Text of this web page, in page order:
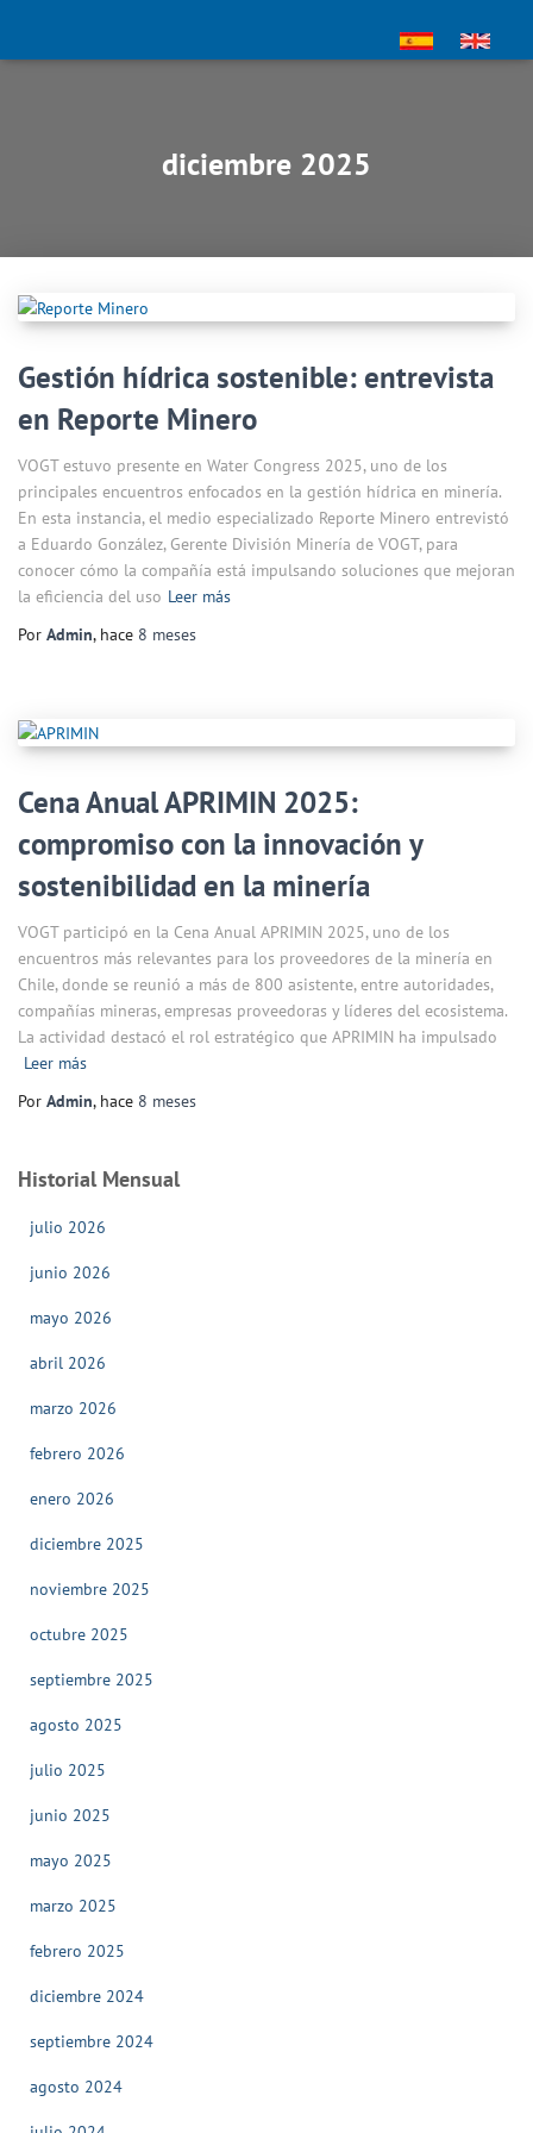
diciembre 2025
Gestión hídrica sostenible: entrevista
en Reporte Minero
VOGT estuvo presente en Water Congress 2025, uno de los
principales encuentros enfocados en la gestión hídrica en minería.
En esta instancia, el medio especializado Reporte Minero entrevistó
a Eduardo González, Gerente División Minería de VOGT, para
conocer cómo la compañía está impulsando soluciones que mejoran
la eficiencia del uso Leer más
Por Admin, hace 8 meses
Cena Anual APRIMIN 2025:
compromiso con la innovación y
sostenibilidad en la minería
VOGT participó en la Cena Anual APRIMIN 2025, uno de los
encuentros más relevantes para los proveedores de la minería en
Chile, donde se reunió a más de 800 asistente, entre autoridades,
compañías mineras, empresas proveedoras y líderes del ecosistema.
La actividad destacó el rol estratégico que APRIMIN ha impulsado
Leer más
Por Admin, hace 8 meses
Historial Mensual
julio 2026
junio 2026
mayo 2026
abril 2026
marzo 2026
febrero 2026
enero 2026
diciembre 2025
noviembre 2025
octubre 2025
septiembre 2025
agosto 2025
julio 2025
junio 2025
mayo 2025
marzo 2025
febrero 2025
diciembre 2024
septiembre 2024
agosto 2024